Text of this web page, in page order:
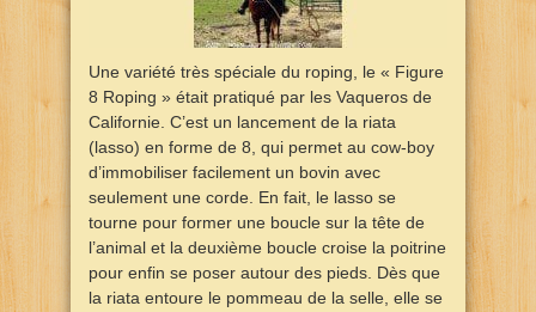
Une variété très spéciale du roping, le « Figure
8 Roping » était pratiqué par les Vaqueros de
Californie. C’est un lancement de la riata
(lasso) en forme de 8, qui permet au cow-boy
d’immobiliser facilement un bovin avec
seulement une corde. En fait, le lasso se
tourne pour former une boucle sur la tête de
l’animal et la deuxième boucle croise la poitrine
pour enfin se poser autour des pieds. Dès que
la riata entoure le pommeau de la selle, elle se